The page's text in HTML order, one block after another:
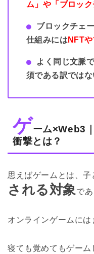
ム」や「ブロック
ブロックチェ
仕組みにはNFTや
よく同じ文脈
須である訳ではな
ゲーム×Web3
衝撃とは？
思えばゲームとは、
される対象で
オンラインゲームには
寝ても覚めてもゲー